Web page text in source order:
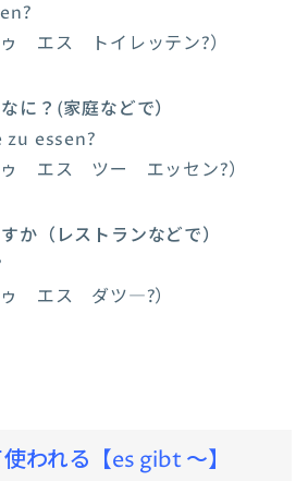
エス トイレッテン?）
に？(家庭などで）
essen?
ゥ エス ツー エッセン?）
か（レストランなどで）
ゥ エス ダツ―?）
われる【es gibt ～】